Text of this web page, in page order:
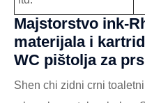
Majstorstvo ink-
materijala i
WC pištolja za
Shen chi zidni crni